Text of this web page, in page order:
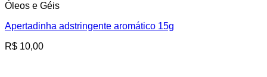
Óleos e Géis
Apertadinha adstringente aromático 15g
R$ 10,00